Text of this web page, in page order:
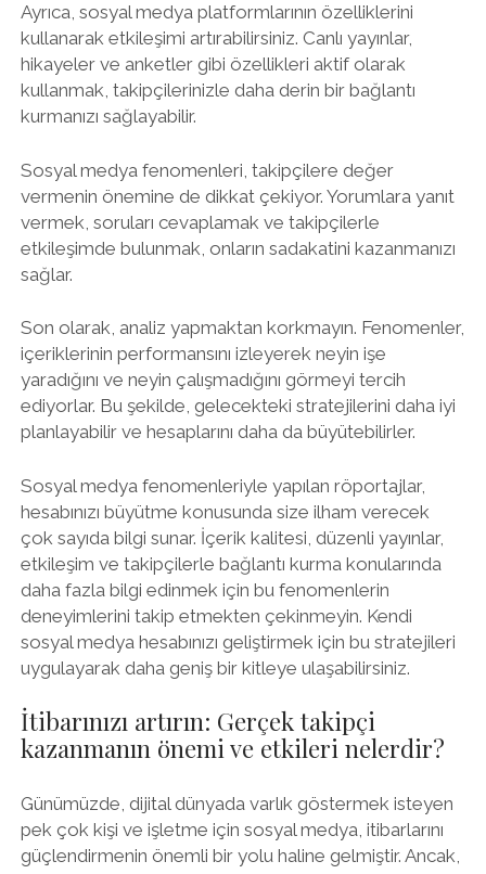
Ayrıca, sosyal medya platformlarının özelliklerini
kullanarak etkileşimi artırabilirsiniz. Canlı yayınlar,
hikayeler ve anketler gibi özellikleri aktif olarak
kullanmak, takipçilerinizle daha derin bir bağlantı
kurmanızı sağlayabilir.
Sosyal medya fenomenleri, takipçilere değer
vermenin önemine de dikkat çekiyor. Yorumlara yanıt
vermek, soruları cevaplamak ve takipçilerle
etkileşimde bulunmak, onların sadakatini kazanmanızı
sağlar.
Son olarak, analiz yapmaktan korkmayın. Fenomenler,
içeriklerinin performansını izleyerek neyin işe
yaradığını ve neyin çalışmadığını görmeyi tercih
ediyorlar. Bu şekilde, gelecekteki stratejilerini daha iyi
planlayabilir ve hesaplarını daha da büyütebilirler.
Sosyal medya fenomenleriyle yapılan röportajlar,
hesabınızı büyütme konusunda size ilham verecek
çok sayıda bilgi sunar. İçerik kalitesi, düzenli yayınlar,
etkileşim ve takipçilerle bağlantı kurma konularında
daha fazla bilgi edinmek için bu fenomenlerin
deneyimlerini takip etmekten çekinmeyin. Kendi
sosyal medya hesabınızı geliştirmek için bu stratejileri
uygulayarak daha geniş bir kitleye ulaşabilirsiniz.
İtibarınızı artırın: Gerçek takipçi
kazanmanın önemi ve etkileri nelerdir?
Günümüzde, dijital dünyada varlık göstermek isteyen
pek çok kişi ve işletme için sosyal medya, itibarlarını
güçlendirmenin önemli bir yolu haline gelmiştir. Ancak,